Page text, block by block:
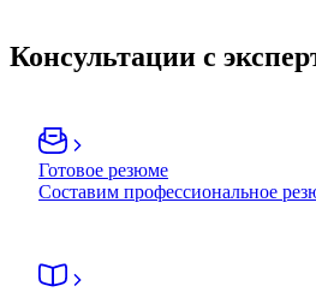
Консультации с
Готовое резюме
Составим профессиональное